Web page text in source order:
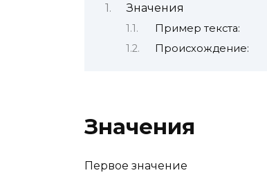
Значения
Пример текста:
Происхождение:
Значения
Первое значение